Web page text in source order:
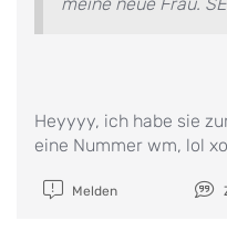
Heyyyy, ich habe sie
eine Nummer wm, lol
Melden